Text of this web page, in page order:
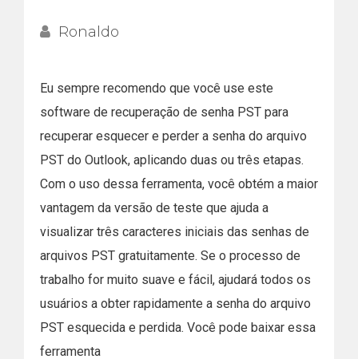
Ronaldo
Eu sempre recomendo que você use este
software de recuperação de senha PST para
recuperar esquecer e perder a senha do arquivo
PST do Outlook, aplicando duas ou três etapas.
Com o uso dessa ferramenta, você obtém a maior
vantagem da versão de teste que ajuda a
visualizar três caracteres iniciais das senhas de
arquivos PST gratuitamente. Se o processo de
trabalho for muito suave e fácil, ajudará todos os
usuários a obter rapidamente a senha do arquivo
PST esquecida e perdida. Você pode baixar essa
ferramenta